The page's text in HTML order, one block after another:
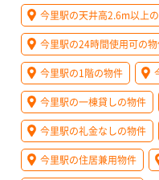
今里駅の天井高2.6m以上
今里駅の24時間使用可の
今里駅の1階の物件
今里駅の一棟貸しの物件
今里駅の礼金なしの物件
今里駅の住居兼用物件